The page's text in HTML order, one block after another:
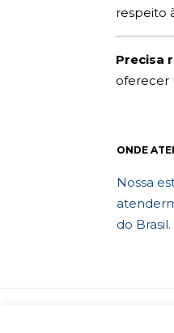
respeito
Precisa
oferecer
ONDE
Nossa
do Brasil.